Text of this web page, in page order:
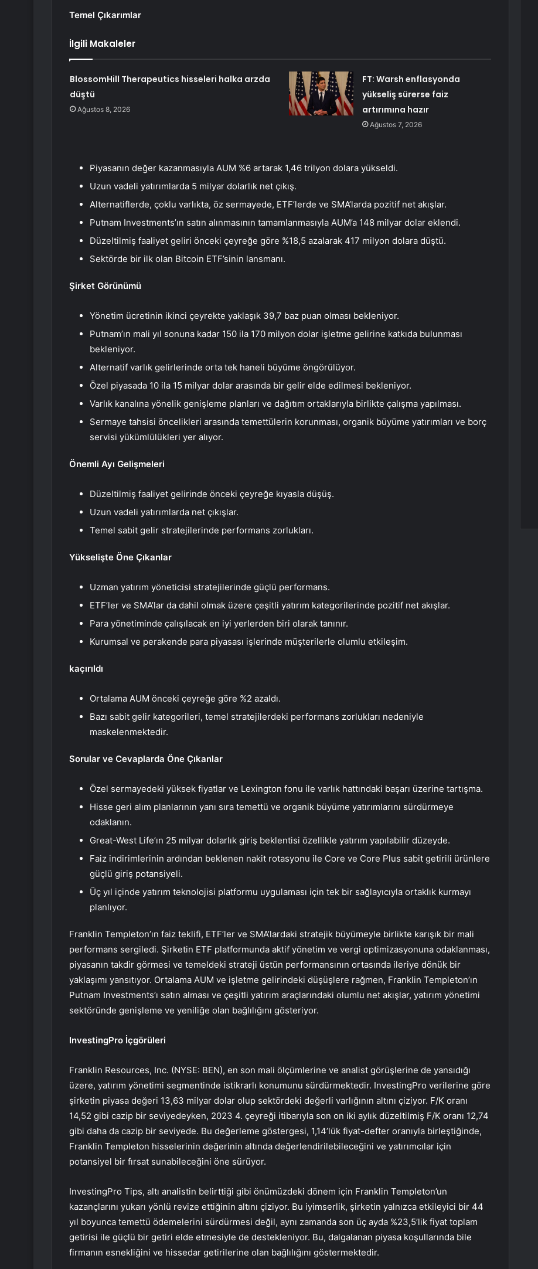
Temel Çıkarımlar
İlgili Makaleler
BlossomHill Therapeutics hisseleri halka arzda
düştü
Ağustos 8, 2026
FT: Warsh enflasyonda
yükseliş sürerse faiz
artırımına hazır
Ağustos 7, 2026
Piyasanın değer kazanmasıyla AUM %6 artarak 1,46 trilyon dolara yükseldi.
Uzun vadeli yatırımlarda 5 milyar dolarlık net çıkış.
Alternatiflerde, çoklu varlıkta, öz sermayede, ETF’lerde ve SMA’larda pozitif net akışlar.
Putnam Investments’ın satın alınmasının tamamlanmasıyla AUM’a 148 milyar dolar eklendi.
Düzeltilmiş faaliyet geliri önceki çeyreğe göre %18,5 azalarak 417 milyon dolara düştü.
Sektörde bir ilk olan Bitcoin ETF’sinin lansmanı.
Şirket Görünümü
Yönetim ücretinin ikinci çeyrekte yaklaşık 39,7 baz puan olması bekleniyor.
Putnam’ın mali yıl sonuna kadar 150 ila 170 milyon dolar işletme gelirine katkıda bulunması
bekleniyor.
Alternatif varlık gelirlerinde orta tek haneli büyüme öngörülüyor.
Özel piyasada 10 ila 15 milyar dolar arasında bir gelir elde edilmesi bekleniyor.
Varlık kanalına yönelik genişleme planları ve dağıtım ortaklarıyla birlikte çalışma yapılması.
Sermaye tahsisi öncelikleri arasında temettülerin korunması, organik büyüme yatırımları ve borç
servisi yükümlülükleri yer alıyor.
Önemli Ayı Gelişmeleri
Düzeltilmiş faaliyet gelirinde önceki çeyreğe kıyasla düşüş.
Uzun vadeli yatırımlarda net çıkışlar.
Temel sabit gelir stratejilerinde performans zorlukları.
Yükselişte Öne Çıkanlar
Uzman yatırım yöneticisi stratejilerinde güçlü performans.
ETF’ler ve SMA’lar da dahil olmak üzere çeşitli yatırım kategorilerinde pozitif net akışlar.
Para yönetiminde çalışılacak en iyi yerlerden biri olarak tanınır.
Kurumsal ve perakende para piyasası işlerinde müşterilerle olumlu etkileşim.
kaçırıldı
Ortalama AUM önceki çeyreğe göre %2 azaldı.
Bazı sabit gelir kategorileri, temel stratejilerdeki performans zorlukları nedeniyle
maskelenmektedir.
Sorular ve Cevaplarda Öne Çıkanlar
Özel sermayedeki yüksek fiyatlar ve Lexington fonu ile varlık hattındaki başarı üzerine tartışma.
Hisse geri alım planlarının yanı sıra temettü ve organik büyüme yatırımlarını sürdürmeye
odaklanın.
Great-West Life’ın 25 milyar dolarlık giriş beklentisi özellikle yatırım yapılabilir düzeyde.
Faiz indirimlerinin ardından beklenen nakit rotasyonu ile Core ve Core Plus sabit getirili ürünlere
güçlü giriş potansiyeli.
Üç yıl içinde yatırım teknolojisi platformu uygulaması için tek bir sağlayıcıyla ortaklık kurmayı
planlıyor.
Franklin Templeton’ın faiz teklifi, ETF’ler ve SMA’lardaki stratejik büyümeyle birlikte karışık bir mali
performans sergiledi. Şirketin ETF platformunda aktif yönetim ve vergi optimizasyonuna odaklanması,
piyasanın takdir görmesi ve temeldeki strateji üstün performansının ortasında ileriye dönük bir
yaklaşımı yansıtıyor. Ortalama AUM ve işletme gelirindeki düşüşlere rağmen, Franklin Templeton’ın
Putnam Investments’ı satın alması ve çeşitli yatırım araçlarındaki olumlu net akışlar, yatırım yönetimi
sektöründe genişleme ve yeniliğe olan bağlılığını gösteriyor.
InvestingPro İçgörüleri
Franklin Resources, Inc. (NYSE: BEN), en son mali ölçümlerine ve analist görüşlerine de yansıdığı
üzere, yatırım yönetimi segmentinde istikrarlı konumunu sürdürmektedir. InvestingPro verilerine göre
şirketin piyasa değeri 13,63 milyar dolar olup sektördeki değerli varlığının altını çiziyor. F/K oranı
14,52 gibi cazip bir seviyedeyken, 2023 4. çeyreği itibarıyla son on iki aylık düzeltilmiş F/K oranı 12,74
gibi daha da cazip bir seviyede. Bu değerleme göstergesi, 1,14’lük fiyat-defter oranıyla birleştiğinde,
Franklin Templeton hisselerinin değerinin altında değerlendirilebileceğini ve yatırımcılar için
potansiyel bir fırsat sunabileceğini öne sürüyor.
InvestingPro Tips, altı analistin belirttiği gibi önümüzdeki dönem için Franklin Templeton’un
kazançlarını yukarı yönlü revize ettiğinin altını çiziyor. Bu iyimserlik, şirketin yalnızca etkileyici bir 44
yıl boyunca temettü ödemelerini sürdürmesi değil, aynı zamanda son üç ayda %23,5’lik fiyat toplam
getirisi ile güçlü bir getiri elde etmesiyle de destekleniyor. Bu, dalgalanan piyasa koşullarında bile
firmanın esnekliğini ve hissedar getirilerine olan bağlılığını göstermektedir.